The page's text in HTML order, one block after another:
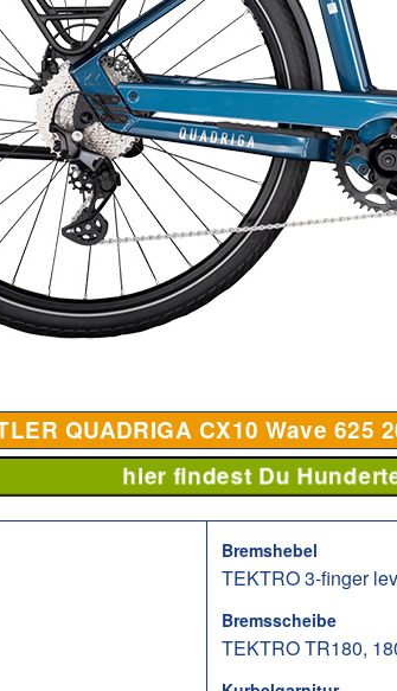
QUADRIGA CX10 Wave 625
hier findest Du
Bremshebel
TEKTRO 3-finger
Bremsscheibe
TEKTRO TR180,